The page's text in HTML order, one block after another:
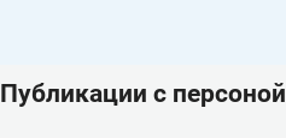
Публикации с персоной